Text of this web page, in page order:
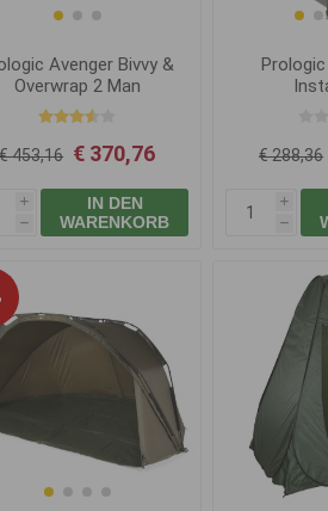
Avenger Bivvy &
Overwrap 2 Man
€ 453,16 € 370,76
i
h
IN DEN
WARENKORB
€ 288,36
i
h